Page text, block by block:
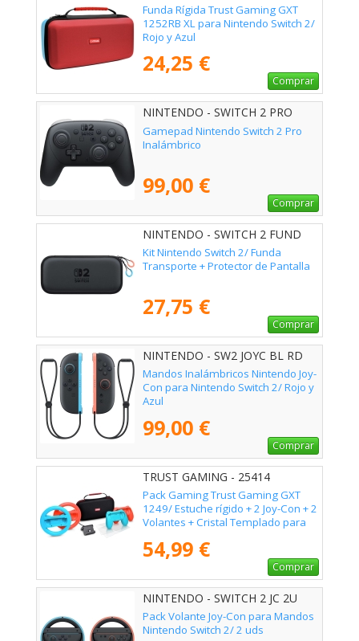
Funda Rígida Trust Gaming GXT
1252RB XL para Nintendo Switch 2/
Rojo y Azul
24,25 €
Comprar
NINTENDO - SWITCH 2 PRO
Gamepad Nintendo Switch 2 Pro
Inalámbrico
99,00 €
Comprar
NINTENDO - SWITCH 2 FUND
PROT
Kit Nintendo Switch 2/ Funda
Transporte + Protector de Pantalla
27,75 €
Comprar
NINTENDO - SW2 JOYC BL RD
Mandos Inalámbricos Nintendo Joy-
Con para Nintendo Switch 2/ Rojo y
Azul
99,00 €
Comprar
TRUST GAMING - 25414
Pack Gaming Trust Gaming GXT
1249/ Estuche rígido + 2 Joy-Con + 2
Volantes + Cristal Templado para
54,99 €
Comprar
NINTENDO - SWITCH 2 JC 2U
Pack Volante Joy-Con para Mandos
Nintendo Switch 2/ 2 uds